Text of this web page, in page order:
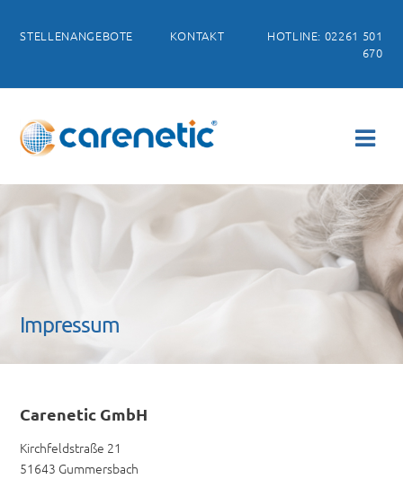
STELLENANGEBOTE KONTAKT
HOTLINE: 02261 501
670
Impressum
Carenetic GmbH
Kirchfeldstraße 21
51643 Gummersbach